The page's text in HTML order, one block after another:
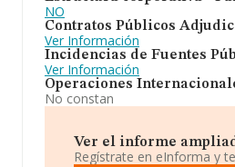
NO
Contratos Públicos
Ver Información
Incidencias de Fuentes
Ver Información
Operaciones
No constan
Ver el informe
Regístrate en eInforma y